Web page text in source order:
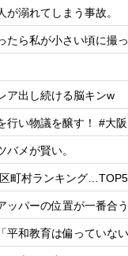
溺れてしまう事故。
ら私が小さい頃に撮
ア出し続ける脳キンw
い物議を醸す！ #大
メが賢い。
町村ランキング
ッパーの位置が一番合
和教育は偏っていない!